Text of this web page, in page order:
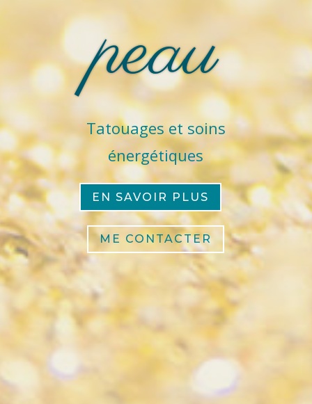
peau
Tatouages et soins
énergétiques
EN SAVOIR PLUS
ME CONTACTER